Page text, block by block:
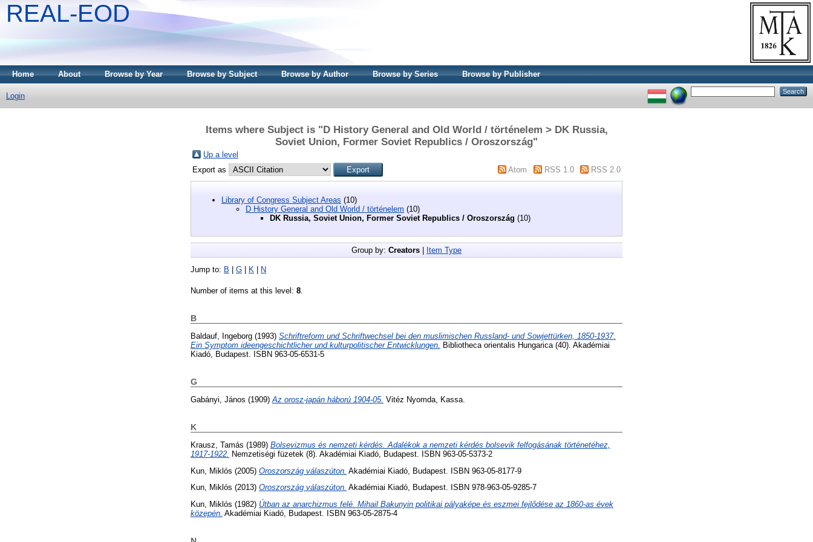
REAL-EOD
Home About Browse by Year Browse by Subject Browse by Author Browse by Series Browse by Publisher
Login
Items where Subject is "D History General and Old World / történelem > DK Russia,
Soviet Union, Former Soviet Republics / Oroszország"
Up a level
Export as
Atom RSS 1.0 RSS 2.0
Library of Congress Subject Areas (10)
D History General and Old World / történelem (10)
DK Russia, Soviet Union, Former Soviet Republics / Oroszország (10)
Group by: Creators Item Type
Jump to: B G K N
Number of items at this level: 8.
B
Baldauf, Ingeborg (1993) Schriftreform und Schriftwechsel bei den muslimischen Russland- und Sowjettürken, 1850-1937.
Ein Symptom ideengeschichtlicher und kulturpolitischer Entwicklungen. Bibliotheca orientalis Hungarica (40). Akadémiai
Kiadó, Budapest. ISBN 963-05-6531-5
G
Gabányi, János (1909) Az orosz-japán háború 1904-05. Vitéz Nyomda, Kassa.
K
Krausz, Tamás (1989) Bolsevizmus és nemzeti kérdés. Adalékok a nemzeti kérdés bolsevik felfogásának történetéhez,
1917-1922.
Nemzetiségi füzetek (8). Akadémiai Kiadó, Budapest. ISBN 963-05-5373-2
Kun, Miklós (2005) Oroszország válaszúton. Akadémiai Kiadó, Budapest. ISBN 963-05-8177-9
Kun, Miklós (2013) Oroszország válaszúton. Akadémiai Kiadó, Budapest. ISBN 978-963-05-9285-7
Kun, Miklós (1982) Útban az anarchizmus felé. Mihail Bakunyin politikai pályaképe és eszmei fejlődése az 1860-as évek
közepén. Akadémiai Kiadó, Budapest. ISBN 963-05-2875-4